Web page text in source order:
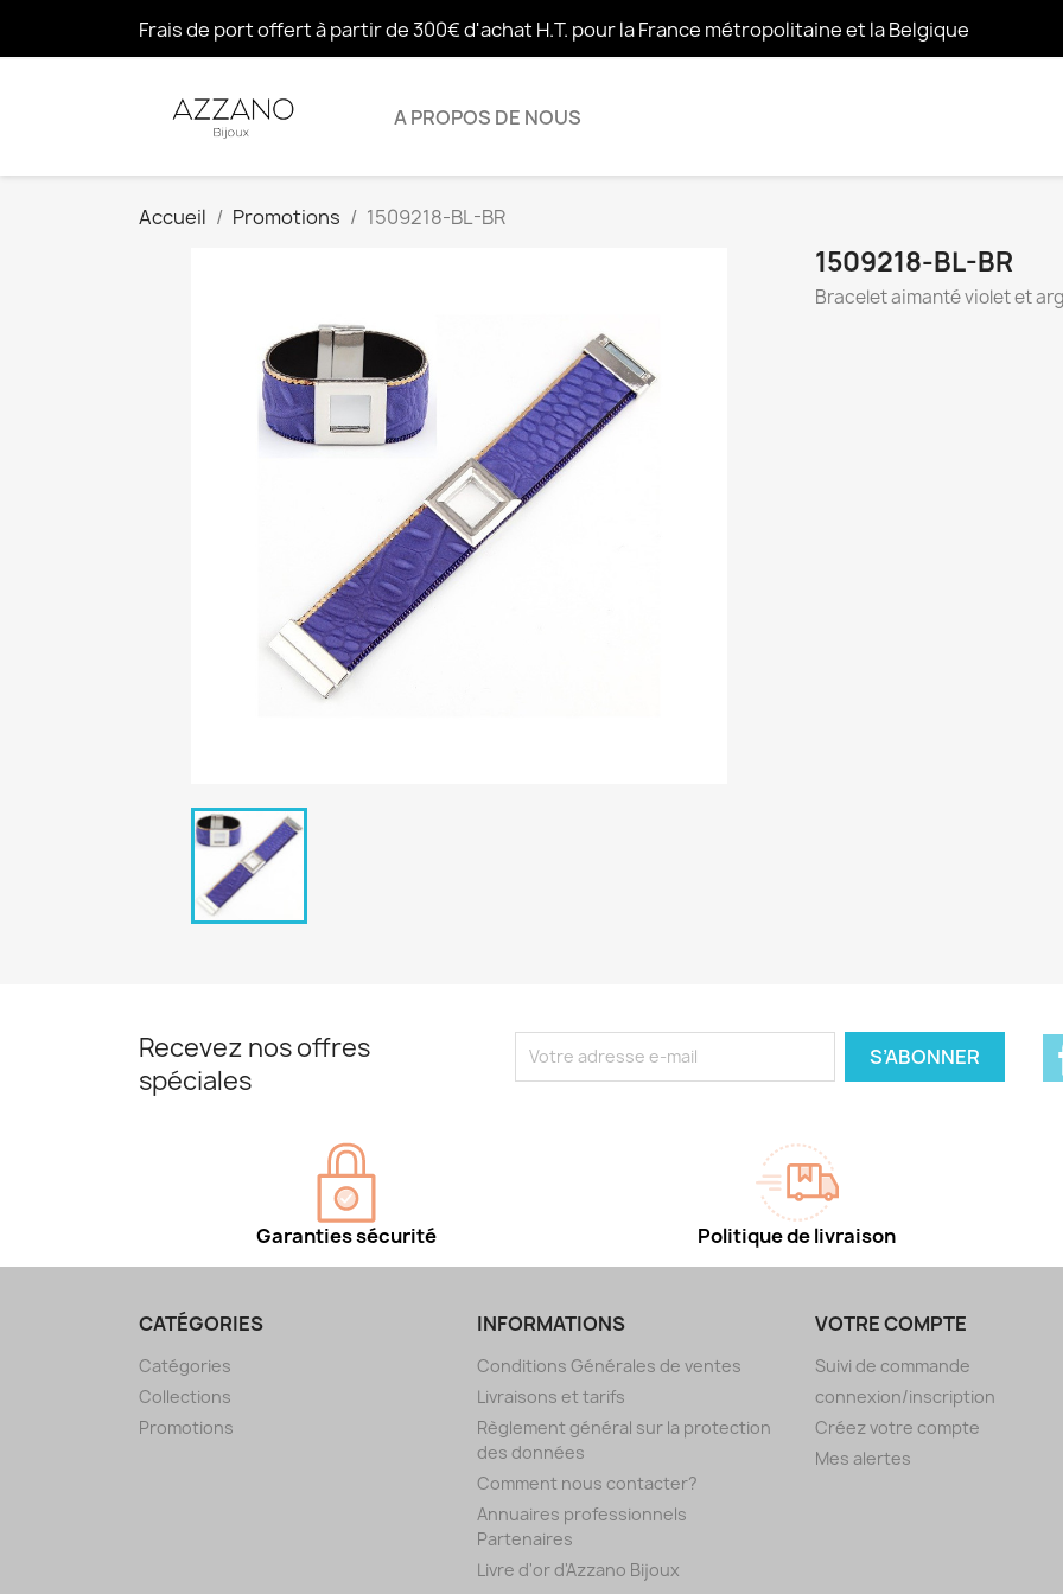
Frais de port offert à partir de 300€ d'achat H.T. pour la France métropolitaine et la Belgique
A PROPOS DE NOUS
Accueil Promotions 1509218-BL-BR
1509218-BL-BR
Bracelet aimanté violet et
Recevez nos offres
spéciales
Garanties sécurité Politique de livraison
CATÉGORIES
Catégories
Collections
Promotions
INFORMATIONS
Conditions Générales de ventes
Livraisons et tarifs
Règlement général sur la protection
des données
Comment nous contacter?
Annuaires professionnels
Partenaires
Livre d'or d'Azzano Bijoux
VOTRE COMPTE
Suivi de commande
connexion/inscription
Créez votre compte
Mes alertes